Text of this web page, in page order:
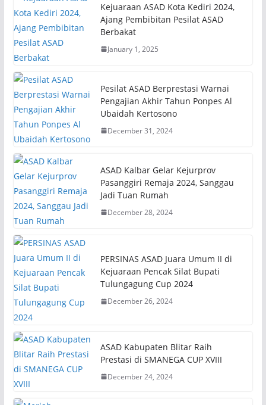
Kejuaraan ASAD Kota Kediri 2024,
Ajang Pembibitan Pesilat ASAD
Berbakat
January 1, 2025
Pesilat ASAD Berprestasi Warnai
Pengajian Akhir Tahun Ponpes Al
Ubaidah Kertosono
December 31, 2024
ASAD Kalbar Gelar Kejurprov
Pasanggiri Remaja 2024, Sanggau
Jadi Tuan Rumah
December 28, 2024
PERSINAS ASAD Juara Umum II di
Kejuaraan Pencak Silat Bupati
Tulungagung Cup 2024
December 26, 2024
ASAD Kabupaten Blitar Raih
Prestasi di SMANEGA CUP XVIII
December 24, 2024